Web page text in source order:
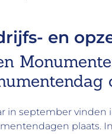
en
in september vinden
plaats.